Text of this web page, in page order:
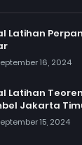
Latihan
16, 2024
Latihan
Jakarta
15, 2024